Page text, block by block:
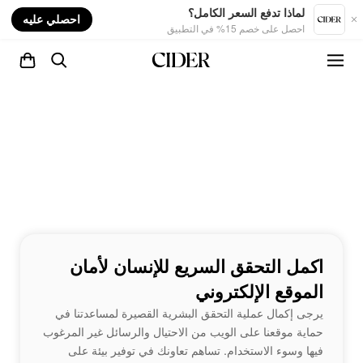
لماذا تدفع السعر الكامل؟
احصل على خصم 15% في التطبيق
احصلي عليه
اكمل التحقق السريع للإنسان لأمان
الموقع الإلكتروني
يرجى إكمال عملية التحقق البشرية القصيرة لمساعدتنا في
حماية موقعنا على الويب من الاحتيال والرسائل غير المرغوب
فيها وسوء الاستخدام. تساهم تعاونك في توفير بيئة على